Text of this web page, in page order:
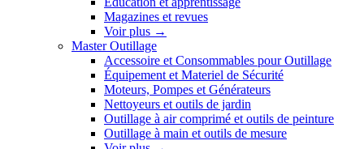
Magazines et revues
Voir plus →
Master Outillage
Accessoire et Consommables pour Outillage
Équipement et Materiel de Sécurité
Moteurs, Pompes et Générateurs
Nettoyeurs et outils de jardin
Outillage à air comprimé et outils de peinture
Outillage à main et outils de mesure